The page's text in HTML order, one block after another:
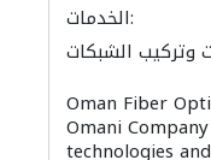
الخدمات:
وتركيب الشبكات
Oman Fiber
Omani
technologies